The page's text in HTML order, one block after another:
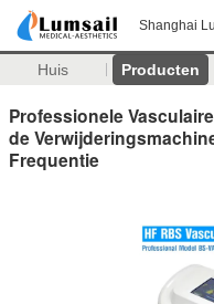
Shanghai
Huis Producten
Professionele
de
Frequentie